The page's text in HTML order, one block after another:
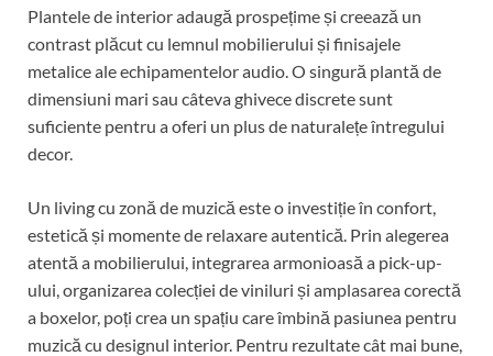
Plantele de interior adaugă prospețime și creează un
contrast plăcut cu lemnul mobilierului și finisajele
metalice ale echipamentelor audio. O singură plantă de
dimensiuni mari sau câteva ghivece discrete sunt
suficiente pentru a oferi un plus de naturalețe întregului
decor.
Un living cu zonă de muzică este o investiție în confort,
estetică și momente de relaxare autentică. Prin alegerea
atentă a mobilierului, integrarea armonioasă a pick-up-
ului, organizarea colecției de viniluri și amplasarea corectă
a boxelor, poți crea un spațiu care îmbină pasiunea pentru
muzică cu designul interior. Pentru rezultate cât mai bune,